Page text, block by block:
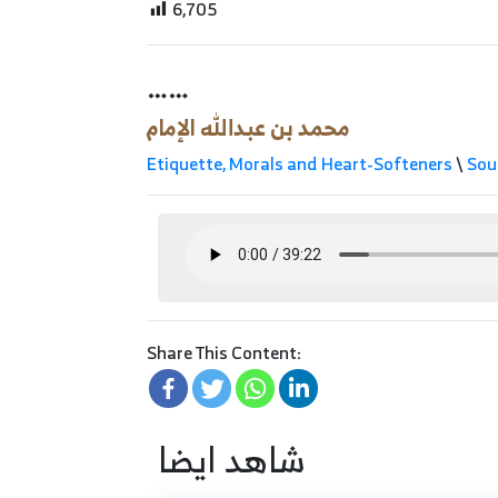
6,705
……
محمد بن عبدالله الإمام
Etiquette, Morals and Heart-Softeners\
Share This Content:
شاهد ايضا